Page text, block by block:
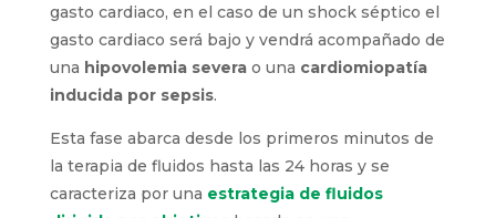
gasto cardiaco, en el caso de un shock séptico el
gasto cardiaco será bajo y vendrá acompañado de
una hipovolemia severao una cardiomiopatía
inducida por sepsis.
Esta fase abarca desde los primeros minutos de
la terapia de fluidos hasta las 24 horas y se
caracteriza por una estrategia de fluidos